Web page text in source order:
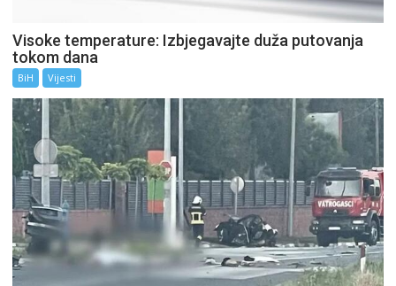
Visoke temperature: Izbjegavajte duža putovanja
tokom dana
BiH Vijesti